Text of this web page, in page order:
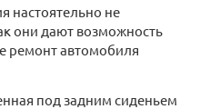
настоятельно не
они дают возможность
ремонт автомобиля
под задним сиденьем